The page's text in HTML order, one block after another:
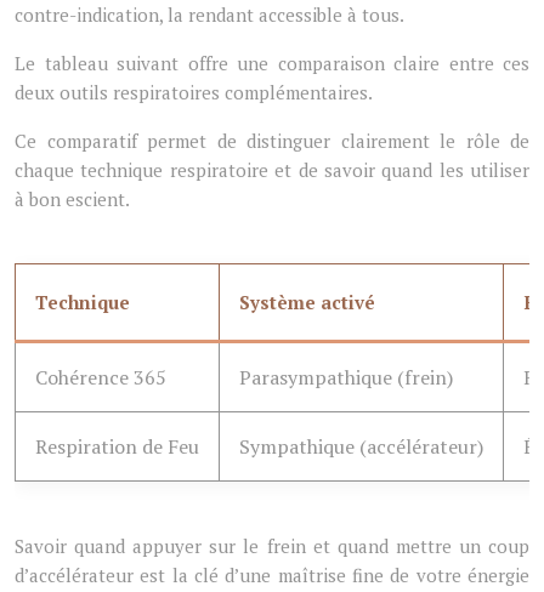
contre-indication, la rendant accessible à tous.
Le tableau suivant offre une comparaison claire entre ces
deux outils respiratoires complémentaires.
Ce comparatif permet de distinguer clairement le rôle de
chaque technique respiratoire et de savoir quand les utiliser
à bon escient.
Technique Système activé
Cohérence 365 Parasympathique (frein)
Respiration de Feu Sympathique (accélérateur)
Savoir quand appuyer sur le frein et quand mettre un coup
d’accélérateur est la clé d’une maîtrise fine de votre énergie